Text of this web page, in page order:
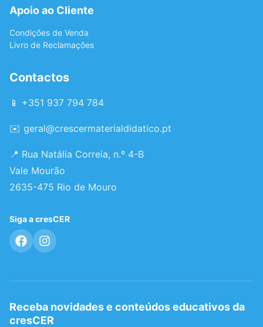
Apoio ao Cliente
Condições de Venda
Livro de Reclamações
Contactos
📱 +351 937 794 784
✉️ geral@crescermaterialdidatico.pt
📍 Rua Natália Correia, n.º 4-B
Vale Mourão
2635-475 Rio de Mouro
Siga a cresCER
Receba novidades e conteúdos educativos da
cresCER